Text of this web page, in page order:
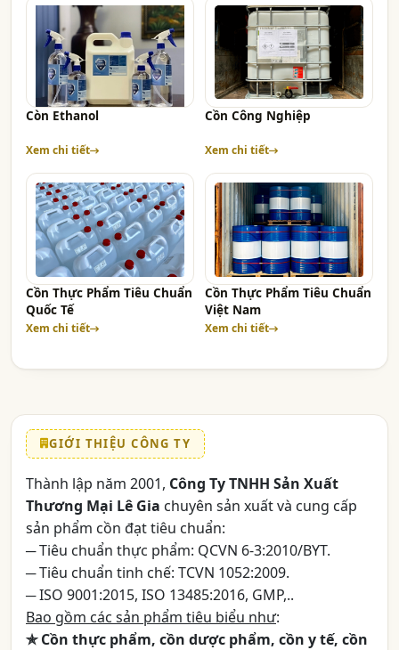
Còn Ethanol
Xem chi tiết
Cồn Công Nghiệp
Xem chi tiết
Cồn Thực Phẩm Tiêu Chuẩn
Quốc Tế
Xem chi tiết
Cồn Thực Phẩm Tiêu Chuẩn
Việt Nam
Xem chi tiết
GIỚI THIỆU CÔNG TY
Thành lập năm 2001, Công Ty TNHH Sản Xuất
Thương Mại Lê Gia chuyên sản xuất và cung cấp
sản phẩm cồn đạt tiêu chuẩn:
─ Tiêu chuẩn thực phẩm: QCVN 6-3:2010/BYT.
─ Tiêu chuẩn tinh chế: TCVN 1052:2009.
─ ISO 9001:2015, ISO 13485:2016, GMP,..
Bao gồm các sản phẩm tiêu biểu như:
✯ Cồn thực phẩm, cồn dược phẩm, cồn y tế, cồn